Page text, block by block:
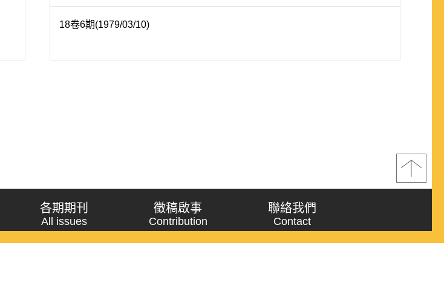
18卷6期(1979/03/10)
各期期刊
All issues
徵稿啟事
Contribution
聯絡我們
Contact